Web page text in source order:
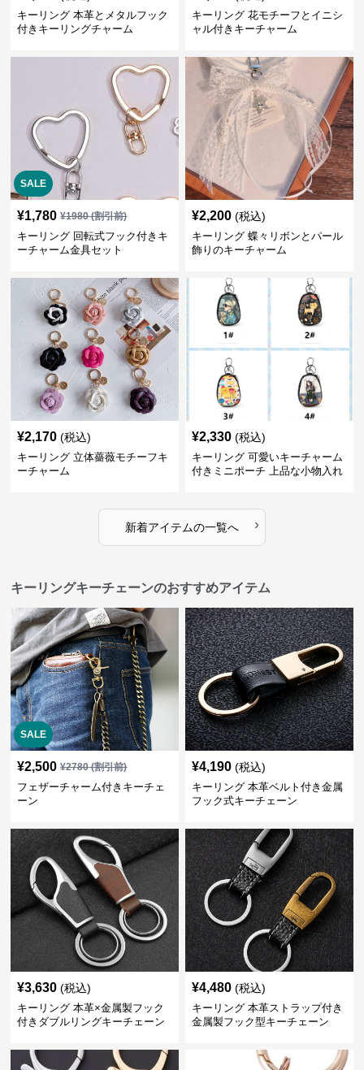
キーリング 本革とメタルフック
付きキーリングチャーム
キーリング 花モチーフとイニシ
ャル付きキーチャーム
SALE
¥1,780 ¥1980(割引前)
キーリング 回転式フック付きキ
ーチャーム金具セット
¥2,200 (税込)
キーリング 蝶々リボンとパール
飾りのキーチャーム
¥2,170 (税込)
キーリング 立体薔薇モチーフキ
ーチャーム
¥2,330 (税込)
キーリング 可愛いキーチャーム
付きミニポーチ 上品な小物入れ
新着アイテムの一覧へ ›
キーリングキーチェーンのおすすめアイテム
SALE
¥2,500 ¥2780(割引前)
フェザーチャーム付きキーチェ
ーン
¥4,190 (税込)
キーリング 本革ベルト付き金属
フック式キーチェーン
¥3,630 (税込)
キーリング 本革×金属製フック
付きダブルリングキーチェーン
¥4,480 (税込)
キーリング 本革ストラップ付き
金属製フック型キーチェーン